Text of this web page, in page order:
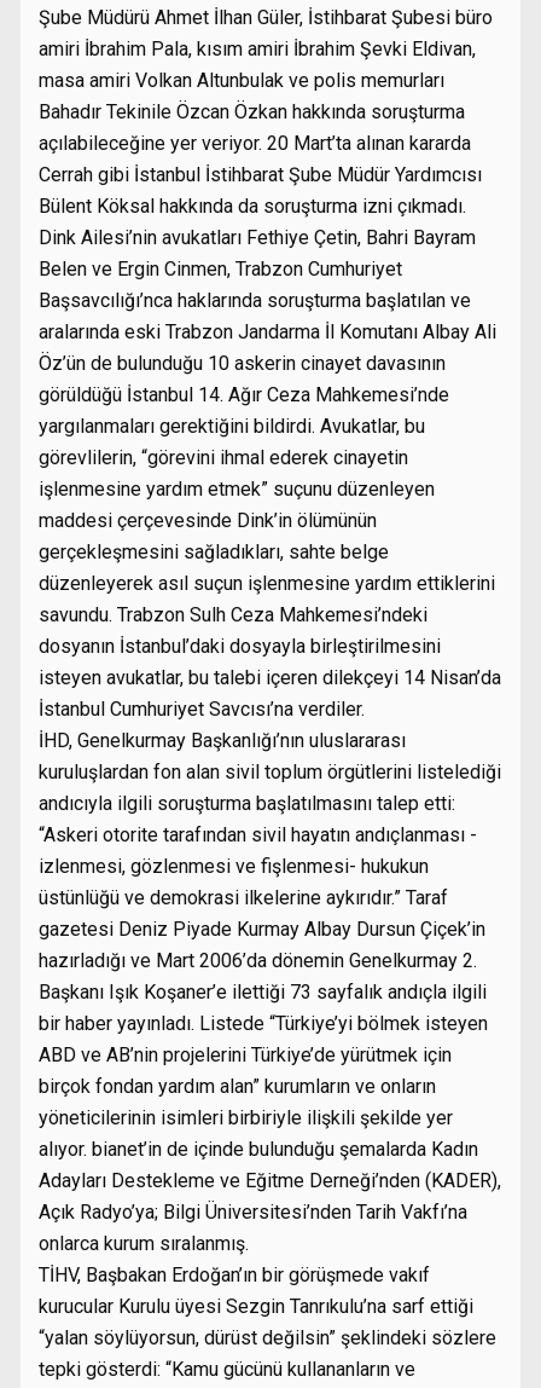
Şube Müdürü Ahmet İlhan Güler, İstihbarat Şubesi büro
amiri İbrahim Pala, kısım amiri İbrahim Şevki Eldivan,
masa amiri Volkan Altunbulak ve polis memurları
Bahadır Tekinile Özcan Özkan hakkında soruşturma
açılabileceğine yer veriyor. 20 Mart’ta alınan kararda
Cerrah gibi İstanbul İstihbarat Şube Müdür Yardımcısı
Bülent Köksal hakkında da soruşturma izni çıkmadı.
Dink Ailesi’nin avukatları Fethiye Çetin, Bahri Bayram
Belen ve Ergin Cinmen, Trabzon Cumhuriyet
Başsavcılığı’nca haklarında soruşturma başlatılan ve
aralarında eski Trabzon Jandarma İl Komutanı Albay Ali
Öz’ün de bulunduğu 10 askerin cinayet davasının
görüldüğü İstanbul 14. Ağır Ceza Mahkemesi’nde
yargılanmaları gerektiğini bildirdi. Avukatlar, bu
görevlilerin, “görevini ihmal ederek cinayetin
işlenmesine yardım etmek” suçunu düzenleyen
maddesi çerçevesinde Dink’in ölümünün
gerçekleşmesini sağladıkları, sahte belge
düzenleyerek asıl suçun işlenmesine yardım ettiklerini
savundu. Trabzon Sulh Ceza Mahkemesi’ndeki
dosyanın İstanbul’daki dosyayla birleştirilmesini
isteyen avukatlar, bu talebi içeren dilekçeyi 14 Nisan’da
İstanbul Cumhuriyet Savcısı’na verdiler.
İHD, Genelkurmay Başkanlığı’nın uluslararası
kuruluşlardan fon alan sivil toplum örgütlerini listelediği
andıcıyla ilgili soruşturma başlatılmasını talep etti:
“Askeri otorite tarafından sivil hayatın andıçlanması -
izlenmesi, gözlenmesi ve fişlenmesi- hukukun
üstünlüğü ve demokrasi ilkelerine aykırıdır.” Taraf
gazetesi Deniz Piyade Kurmay Albay Dursun Çiçek’in
hazırladığı ve Mart 2006’da dönemin Genelkurmay 2.
Başkanı Işık Koşaner’e ilettiği 73 sayfalık andıçla ilgili
bir haber yayınladı. Listede “Türkiye’yi bölmek isteyen
ABD ve AB’nin projelerini Türkiye’de yürütmek için
birçok fondan yardım alan” kurumların ve onların
yöneticilerinin isimleri birbiriyle ilişkili şekilde yer
alıyor. bianet’in de içinde bulunduğu şemalarda Kadın
Adayları Destekleme ve Eğitme Derneği’nden (KADER),
Açık Radyo’ya; Bilgi Üniversitesi’nden Tarih Vakfı’na
onlarca kurum sıralanmış.
TİHV, Başbakan Erdoğan’ın bir görüşmede vakıf
kurucular Kurulu üyesi Sezgin Tanrıkulu’na sarf ettiği
“yalan söylüyorsun, dürüst değilsin” şeklindeki sözlere
tepki gösterdi: “Kamu gücünü kullananların ve